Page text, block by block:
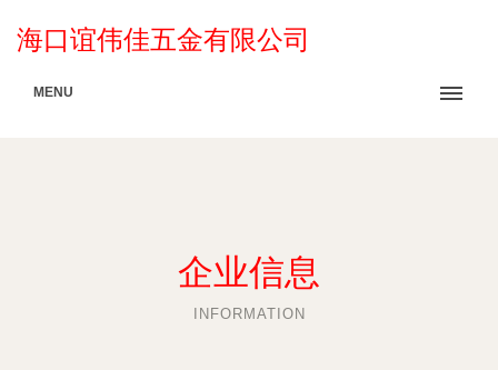
海口谊伟佳五金有限公司
MENU
企业信息
INFORMATION